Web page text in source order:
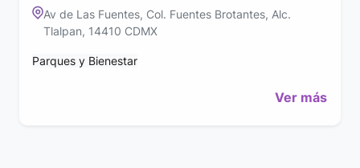
Av de Las Fuentes, Col. Fuentes Brotantes, Alc.
Tlalpan, 14410 CDMX
Parques y Bienestar
Ver más